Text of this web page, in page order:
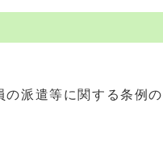
派遣等に関する条例